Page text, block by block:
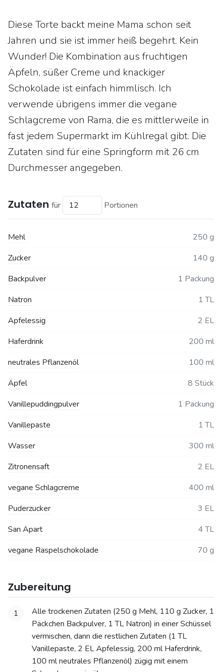
Diese Torte backt meine Mama schon seit
Jahren und sie ist immer heiß begehrt. Kein
Wunder! Die Kombination aus fruchtigen
Äpfeln, süßer Creme und knackiger
Schokolade ist einfach himmlisch. Ich
verwende übrigens immer die vegane
Schlagcreme von Rama, die es mittlerweile in
fast jedem Supermarkt im Kühlregal gibt. Die
Zutaten sind für eine Springform mit 26 cm
Durchmesser angegeben.
Zutaten für Portionen
Mehl
250 g
Zucker
140 g
Backpulver
1 Packung
Natron
1 TL
Apfelessig
2 EL
Haferdrink
200 ml
neutrales Pflanzenöl
100 ml
Äpfel
8 Stück
Vanillepuddingpulver
1 Packung
Vanillepaste
1 TL
Wasser
300 ml
Zitronensaft
2 EL
vegane Schlagcreme
400 ml
Puderzucker
3 EL
San Apart
4 TL
vegane Raspelschokolade
70 g
Zubereitung
1
Alle trockenen Zutaten (250 g Mehl, 110 g Zucker, 1
Päckchen Backpulver, 1 TL Natron) in einer Schüssel
vermischen, dann die restlichen Zutaten (1 TL
Vanillepaste, 2 EL Apfelessig, 200 ml Haferdrink,
100 ml neutrales Pflanzenöl) zügig mit einem